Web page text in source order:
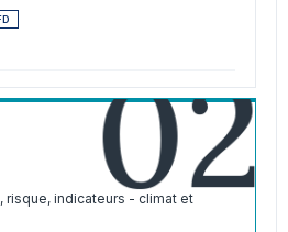
02
risque, indicateurs - climat et